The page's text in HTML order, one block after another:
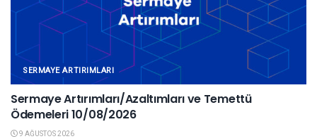
SERMAYE ARTIRIMLARI
Sermaye Artırımları/Azaltımları ve Temettü
Ödemeleri 10/08/2026
9 AĞUSTOS 2026